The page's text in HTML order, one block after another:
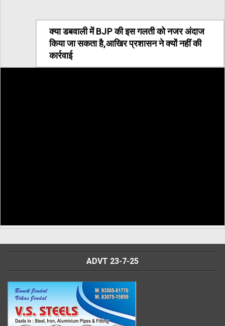
क्या डबवाली में BJP की इस गलती को नजर अंदाज
किया जा सकता है,आखिर प्रशासन ने क्यों नहीं की
कार्रवाई
ADVT 23-7-25